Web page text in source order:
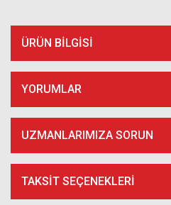
ÜRÜN BILGISI
YORUMLAR
UZMANLARIMIZA SORUN
TAKSIT SEÇENEKLERI